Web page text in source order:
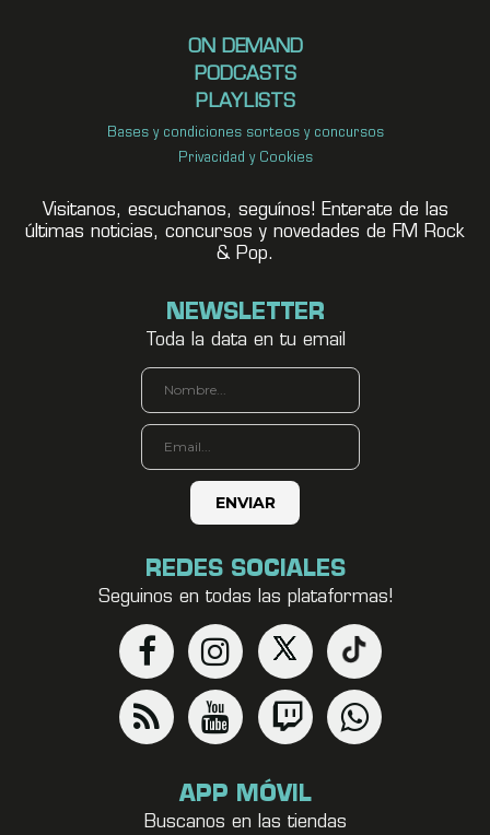
ON DEMAND
PODCASTS
PLAYLISTS
Bases y condiciones sorteos y concursos
Privacidad y Cookies
Visitanos, escuchanos, seguínos! Enterate de las
últimas noticias, concursos y novedades de FM Rock
& Pop.
NEWSLETTER
Toda la data en tu email
REDES SOCIALES
Seguinos en todas las plataformas!
APP MÓVIL
Buscanos en las tiendas